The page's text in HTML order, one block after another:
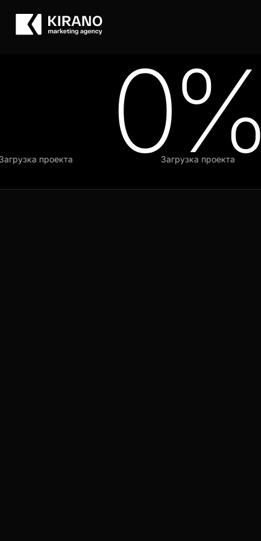
0%
проекта Загрузка проекта